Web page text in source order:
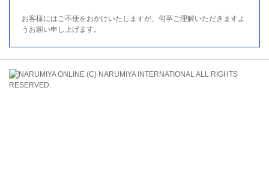
お客様にはご不便をおかけいたしますが、何卒ご理解いただきますよ
うお願い申し上げます。